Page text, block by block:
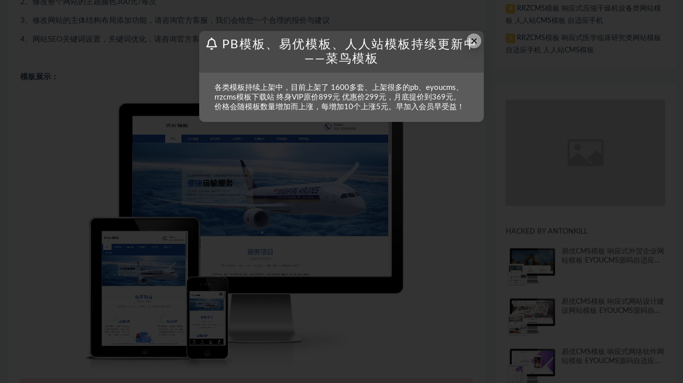
2、修改整个网站的主题颜色300元/每次
3、修改网站的主体结构布局添加功能，请咨询官方客服，我们会给您一个合理的报价与建议
4、网站SEO关键词设置，关键词优化，请咨询官方客服报价
模板展示：
4
RRZCMS模板 响应式压缩干燥机设备类网站模
板 人人站CMS模板 自适应手机
5
RRZCMS模板 响应式医学临床研究类网站模板
自适应手机 人人站CMS模板
HACKED BY ANTONKILL
易优CMS模板 响应式外贸企业网
站模板 EYOUCMS源码自适应手
易优CMS模板 响应式网站设计建
设网站模板 EYOUCMS源码自适
易优CMS模板 响应式网络软件网
站模板 EYOUCMS源码自适应手
×
PB模板、易优模板、人人站模板持续更新中
——菜鸟模板
各类模板持续上架中，目前上架了 1600多套、上架很多的pb、eyoucms、
rrzcms模板下载站 终身VIP原价899元 优惠价299元，月底提价到369元。
价格会随模板数量增加而上涨，每增加10个上涨5元。早加入会员早受益！